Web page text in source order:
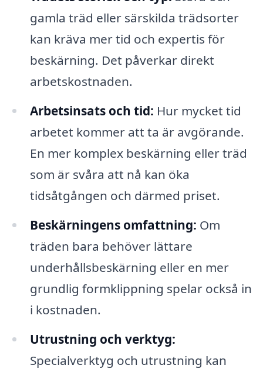
gamla träd eller särskilda trädsorter
kan kräva mer tid och expertis för
beskärning. Det påverkar direkt
arbetskostnaden.
Arbetsinsats och tid: Hur mycket tid
arbetet kommer att ta är avgörande.
En mer komplex beskärning eller träd
som är svåra att nå kan öka
tidsåtgången och därmed priset.
Beskärningens omfattning: Om
träden bara behöver lättare
underhållsbeskärning eller en mer
grundlig formklippning spelar också in
i kostnaden.
Utrustning och verktyg:
Specialverktyg och utrustning kan